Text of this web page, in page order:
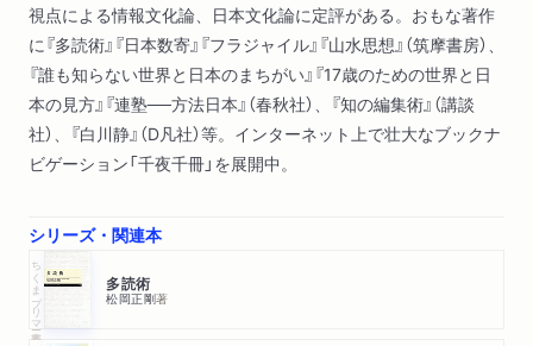
視点による情報文化論、日本文化論に定評がある。おもな著作
に『多読術』『日本数寄』『フラジャイル』『山水思想』（筑摩書房）、
『誰も知らない世界と日本のまちがい』『17歳のための世界と日
本の見方』『連塾──方法日本』（春秋社）、『知の編集術』（講談
社）、『白川静』（D凡社）等。インターネット上で壮大なブックナ
ビゲーション「千夜千冊」を展開中。
シリーズ・関連本
ちくまプリマー新書 多読術
松岡正剛著